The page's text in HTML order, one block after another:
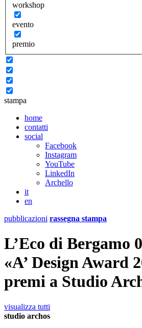
workshop
evento
premio
stampa
home
contatti
social
Facebook
Instagram
YouTube
LinkedIn
Archello
it
en
pubblicazioni rassegna stampa
L’Eco di Bergamo
«A’ Design Award
premi a Studio
visualizza tutti
studio archos